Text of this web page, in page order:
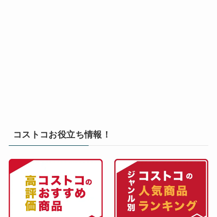
コストコお役立ち情報！